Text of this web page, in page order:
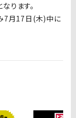
ります。
7月17日(木)中に